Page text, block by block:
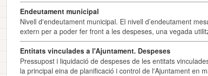
Endeutament municipal
Nivell d'endeutament municipal. El nivell d’endeutament
extern per a poder fer front a les despeses, una vegada
Entitats vinculades a l'Ajuntament. Despeses
Pressupost i liquidació de despeses de les entitats
la principal eina de planificació i control de l'Ajuntament en